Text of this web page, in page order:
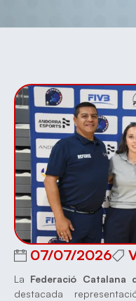
07/07/2026
La Federació Catalana
destacada